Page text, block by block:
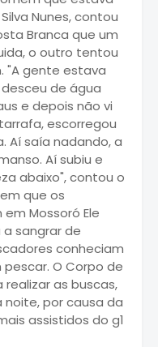
Nunes, contou
Branca que um
o outro tentou
"A gente estava
de água
e depois não vi
escorregou
Aí saía nadando, a
Aí subiu e
abaixo", contou o
que os
Mossoró Ele
sangrar de
conheciam
O Corpo de
as buscas,
por causa da
assistidos do g1